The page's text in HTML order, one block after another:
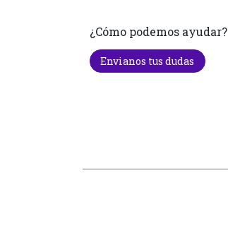
¿Cómo podemos ayudar?
Envianos tus dudas